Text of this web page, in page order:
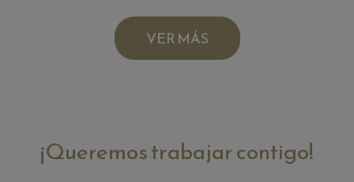
VER MÁS
¡Queremos trabajar contigo!